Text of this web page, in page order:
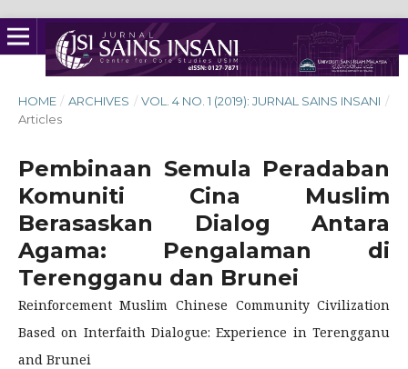
HOME / ARCHIVES / VOL. 4 NO. 1 (2019): JURNAL SAINS INSANI /
Articles
Pembinaan Semula Peradaban
Komuniti Cina Muslim
Berasaskan Dialog Antara
Agama: Pengalaman di
Terengganu dan Brunei
Reinforcement Muslim Chinese Community Civilization
Based on Interfaith Dialogue: Experience in Terengganu
and Brunei